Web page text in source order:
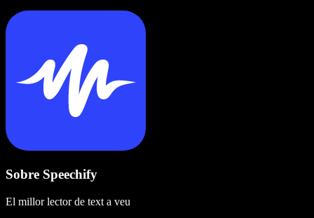
Sobre Speechify
El millor lector de text a veu